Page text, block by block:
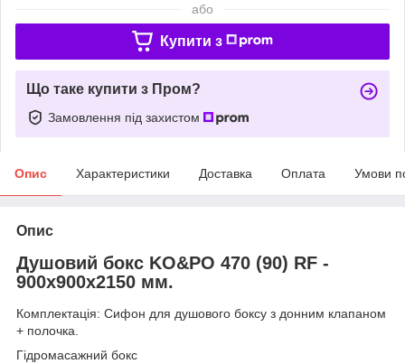
або
Купити з
Що таке купити з Пром?
Замовлення під захистом
Опис Характеристики Доставка Оплата Умови
Опис
Душовий бокс KO&PO 470 (90) RF -
900х900х2150 мм.
Комплектація: Сифон для душового боксу з донним клапаном
+ полочка.
Гідромасажний бокс